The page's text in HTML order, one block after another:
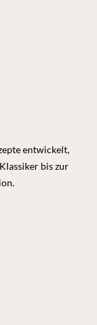
entwickelt,
bis zur